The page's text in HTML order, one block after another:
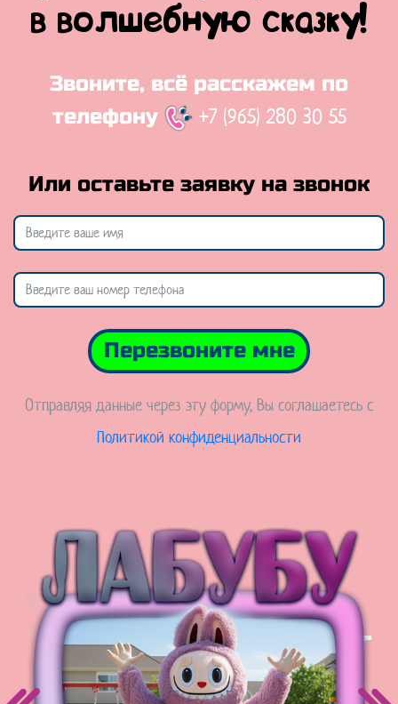
в волшебную сказку!
Звоните, всё расскажем по
телефону
+7 (965) 280 30 55
Или оставьте заявку на звонок
Перезвоните мне
Отправляя данные через эту форму, Вы соглашаетесь с
Политикой конфиденциальности